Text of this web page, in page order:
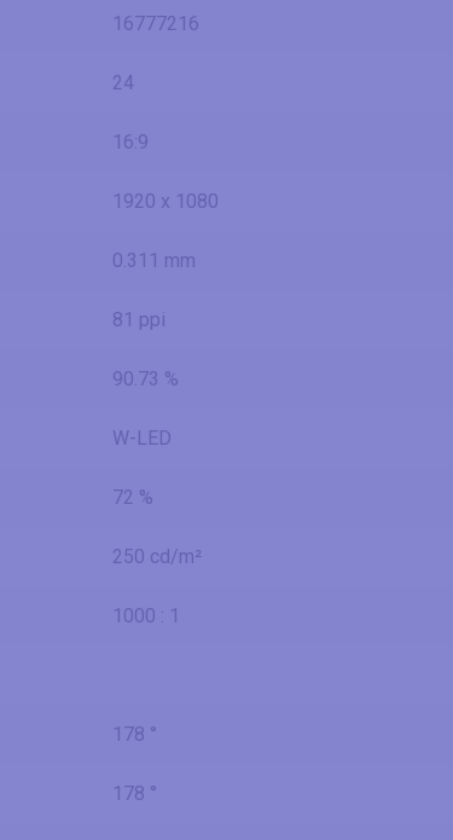
16777216
24
16:9
1920 x 1080
0.311 mm
81 ppi
90.73 %
W-LED
72 %
250 cd/m²
1000 : 1
178 °
178 °